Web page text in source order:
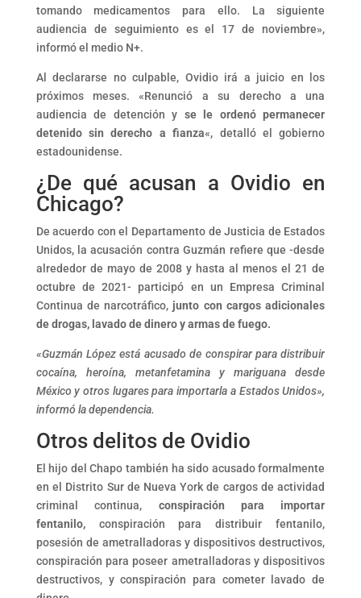
tomando medicamentos para ello. La siguiente
audiencia de seguimiento es el 17 de noviembre»,
informó el medio N+.
Al declararse no culpable, Ovidio irá a juicio en los
próximos meses. «Renunció a su derecho a una
audiencia de detención y se le ordenó permanecer
detenido sin derecho a fianza«, detalló el gobierno
estadounidense.
¿De qué acusan a Ovidio en
Chicago?
De acuerdo con el Departamento de Justicia de Estados
Unidos, la acusación contra Guzmán refiere que -desde
alrededor de mayo de 2008 y hasta al menos el 21 de
octubre de 2021- participó en un Empresa Criminal
Continua de narcotráfico, junto con cargos adicionales
de drogas, lavado de dinero y armas de fuego.
«Guzmán López está acusado de conspirar para distribuir
cocaína, heroína, metanfetamina y mariguana desde
México y otros lugares para importarla a Estados Unidos»,
informó la dependencia.
Otros delitos de Ovidio
El hijo del Chapo también ha sido acusado formalmente
en el Distrito Sur de Nueva York de cargos de actividad
criminal continua, conspiración para importar
fentanilo,conspiración para distribuir fentanilo,
posesión de ametralladoras y dispositivos destructivos,
conspiración para poseer ametralladoras y dispositivos
destructivos, y conspiración para cometer lavado de